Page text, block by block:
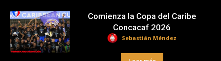
Comienza la Copa del Caribe
Concacaf 2026
Sebastián Méndez